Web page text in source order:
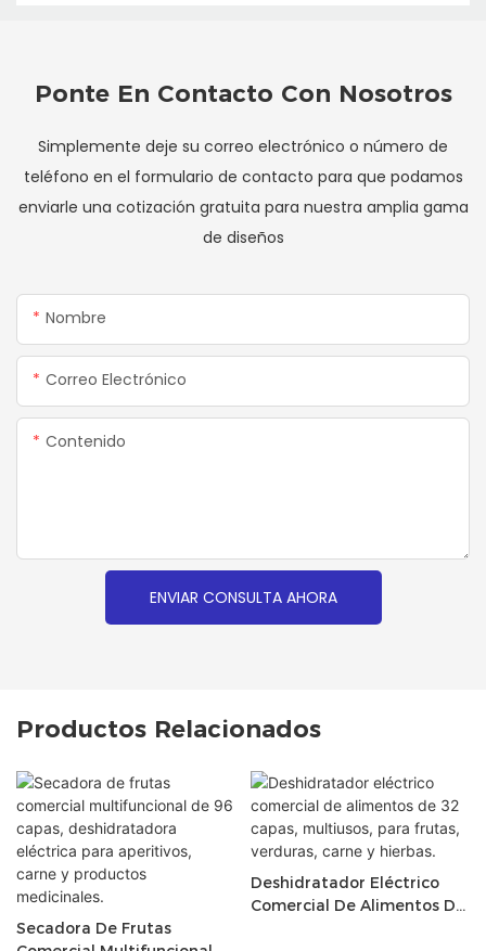
Ponte En Contacto Con Nosotros
Simplemente deje su correo electrónico o número de
teléfono en el formulario de contacto para que podamos
enviarle una cotización gratuita para nuestra amplia gama
de diseños
Nombre
Correo Electrónico
Contenido
ENVIAR CONSULTA AHORA
Productos Relacionados
Secadora De Frutas
Deshidratador Eléctrico
Comercial De Alimentos De